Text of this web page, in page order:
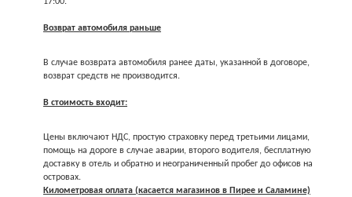
Возврат автомобиля раньше
В случае возврата автомобиля ранее даты, указанной в договоре,
возврат средств не производится.
В стоимость входит:
Цены включают НДС, простую страховку перед третьими лицами,
помощь на дороге в случае аварии, второго водителя, бесплатную
доставку в отель и обратно и неограниченный пробег до офисов на
островах.
Километровая оплата (касается магазинов в Пирее и Саламине)